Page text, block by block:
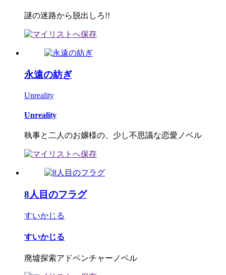
謎の迷路から脱出しろ!!
永遠の紡ぎ
Unreality
Unreality
執事と二人のお嬢様の、少し不思議な恋愛ノベル
8人目のフラグ
すいかじる
すいかじる
廃墟探索アドベンチャーノベル